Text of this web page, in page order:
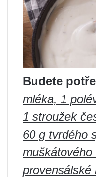
Budete
mléka, 1
1 stroužek
60 g tvrdého
provensálské